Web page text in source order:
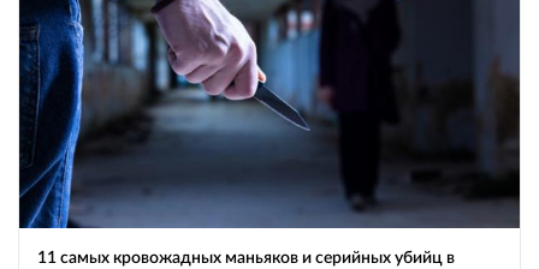
11 самых кровожадных маньяков и серийных убийц в